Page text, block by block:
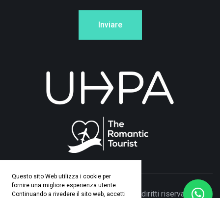
Questo sito Web utilizza i cookie per
fornire una migliore esperienza utente.
Continuando a rivedere il sito web, accetti
Inviare
© Copyright 2026 Adamo Travel. Tutti i diritti riservati. Made